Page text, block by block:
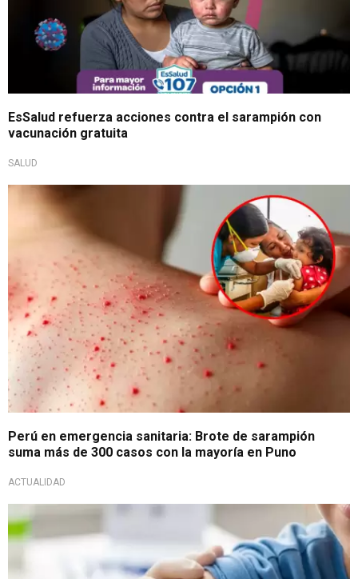
EsSalud refuerza acciones contra el sarampión con
vacunación gratuita
SALUD
Perú en emergencia sanitaria: Brote de sarampión
suma más de 300 casos con la mayoría en Puno
ACTUALIDAD
Información valiosa